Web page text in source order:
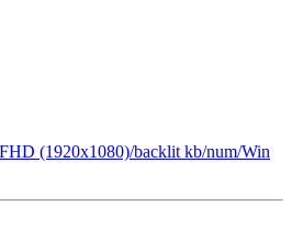
(1920x1080)/backlit kb/num/Win